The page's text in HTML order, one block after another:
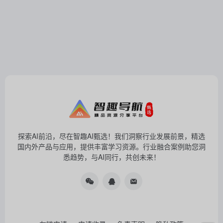
探索AI前沿，尽在智趣AI甄选！我们洞察行业发展前景，精选
国内外产品与应用，提供丰富学习资源。行业融合案例助您洞
悉趋势，与AI同行，共创未来！